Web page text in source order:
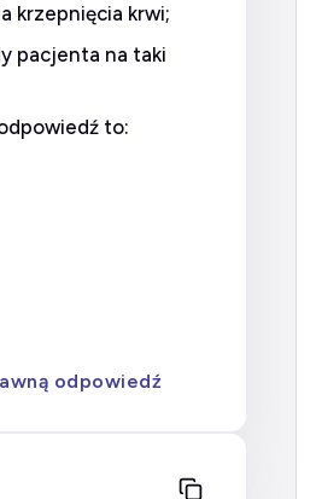
krzepnięcia krwi;
pacjenta na taki
to:
odpowiedź